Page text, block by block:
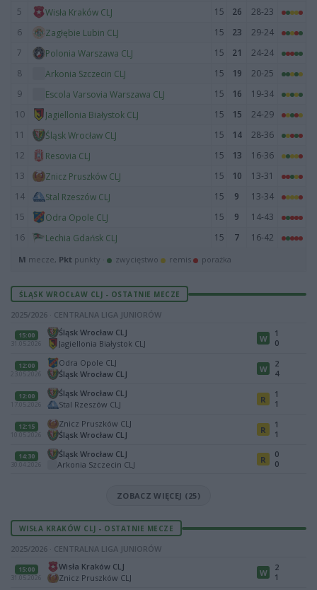
5 Wisła Kraków CLJ 15 26
28-23
6
Zagłębie Lubin CLJ 15 23
29-24
7
Polonia Warszawa CLJ 15 21
24-24
8
Arkonia Szczecin CLJ 15 19
20-25
9
Escola Varsovia Warszawa CLJ 15 16
19-34
10
Jagiellonia Białystok CLJ 15 15
24-29
11
Śląsk Wrocław CLJ 15 14
28-36
12
Resovia CLJ 15 13
16-36
13
Znicz Pruszków CLJ 15 10
13-31
14
Stal Rzeszów CLJ 15 9
13-34
15
Odra Opole CLJ 15 9
14-43
16
Lechia Gdańsk CLJ 15 7 16-42
M mecze, Pkt punkty · zwycięstwo remis porażka
ŚLĄSK WROCŁAW CLJ - OSTATNIE MECZE
2025/2026 · CENTRALNA LIGA JUNIORÓW
15:00
31.05.2026
Śląsk Wrocław CLJ
Jagiellonia Białystok CLJ
W
1
0
12:00
23.05.2026
Odra Opole CLJ
Śląsk Wrocław CLJ
W
2
4
12:00
17.05.2026
Śląsk Wrocław CLJ
Stal Rzeszów CLJ
R
1
1
12:15
10.05.2026
Znicz Pruszków CLJ
Śląsk Wrocław CLJ
R
1
1
14:30
30.04.2026
Śląsk Wrocław CLJ
Arkonia Szczecin CLJ
R
0
0
ZOBACZ WIĘCEJ (25)
WISŁA KRAKÓW CLJ - OSTATNIE MECZE
2025/2026 · CENTRALNA LIGA JUNIORÓW
15:00
31.05.2026
Wisła Kraków CLJ
Znicz Pruszków CLJ
W
2
1